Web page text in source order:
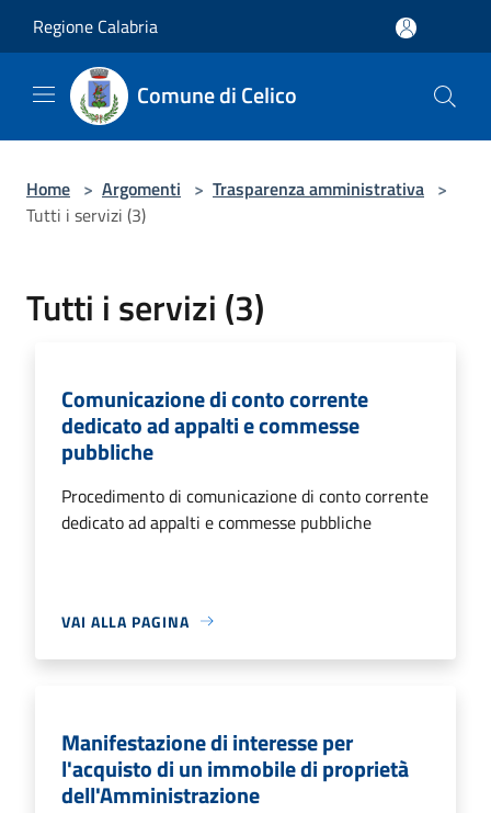
Regione Calabria
Comune di Celico
Home > Argomenti > Trasparenza amministrativa >
Tutti i servizi (3)
Tutti i servizi (3)
Comunicazione di conto corrente
dedicato ad appalti e commesse
pubbliche
Procedimento di comunicazione di conto corrente
dedicato ad appalti e commesse pubbliche
VAI ALLA PAGINA
Manifestazione di interesse per
l'acquisto di un immobile di proprietà
dell'Amministrazione